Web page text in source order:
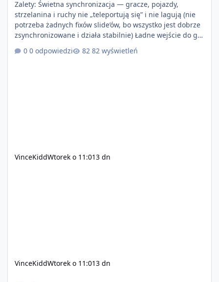
Zalety: Świetna synchronizacja — gracze, pojazdy,
strzelanina i ruchy nie „teleportują się” i nie lagują (nie
potrzeba żadnych fixów slide’ów, bo wszystko jest dobrze
zsynchronizowane i działa stabilnie) Ładne wejście do gry
+ solidny antycheat na poziomie multiplayera Wygodne
pisanie własnych modów i skryptów (wsparcie C# / JS /
0 odpowiedzi 82 wyświetleń
VinceKiddWtorek o 11:013 dn
VinceKiddWtorek o 11:013 dn